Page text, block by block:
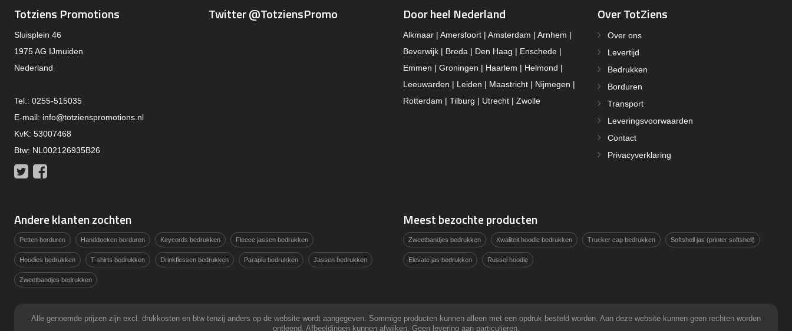
Totziens Promotions
Sluisplein 46
1975 AG IJmuiden
Nederland
Tel.: 0255-515035
E-mail: info@totzienspromotions.nl
KvK: 53007468
Btw: NL002126935B26
Twitter
Twitter @TotziensPromo Door heel Nederland
Alkmaar | Amersfoort | Amsterdam | Arnhem |
Beverwijk | Breda | Den Haag | Enschede |
Emmen | Groningen | Haarlem | Helmond |
Leeuwarden | Leiden | Maastricht | Nijmegen |
Rotterdam | Tilburg | Utrecht | Zwolle
Over TotZiens
Over ons
Levertijd
Bedrukken
Borduren
Transport
Leveringsvoorwaarden
Contact
Privacyverklaring
Andere klanten zochten
Petten borduren Handdoeken borduren Keycords bedrukken Fleece jassen bedrukken
Hoodies bedrukken T-shirts bedrukken Drinkflessen bedrukken Paraplu bedrukken Jassen bedrukken
Zweetbandjes bedrukken
Meest bezochte producten
Zweetbandjes bedrukken Kwaliteit hoodie bedrukken Trucker cap bedrukken Softshell jas (printer softshell)
Elevate jas bedrukken Russel hoodie
Alle genoemde prijzen zijn excl. drukkosten en btw tenzij anders op de website wordt aangegeven. Sommige producten kunnen alleen met een opdruk besteld worden. Aan deze website kunnen geen rechten worden
ontleend. Afbeeldingen kunnen afwijken. Geen levering aan particulieren.